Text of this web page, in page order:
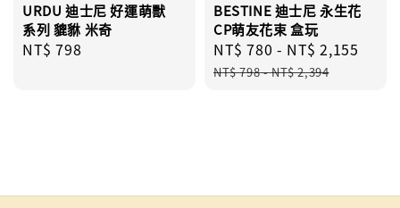
URDU 迪士尼 好運萌獸
系列 貔貅 米奇
Regular
NT$ 798
BESTINE 迪士尼 永生花
CP萌友花束 盒玩
Sale
price
NT$ 780 - NT$ 2,155
NT$ 798-NT$ 2,394